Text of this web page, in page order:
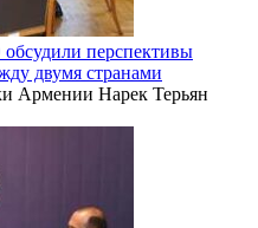
перспективы
двумя странами
Армении Нарек Терьян